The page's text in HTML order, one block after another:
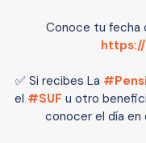
Conoce tu fecha
✅ Si recibes La
el #SUF u otro
conocer el día